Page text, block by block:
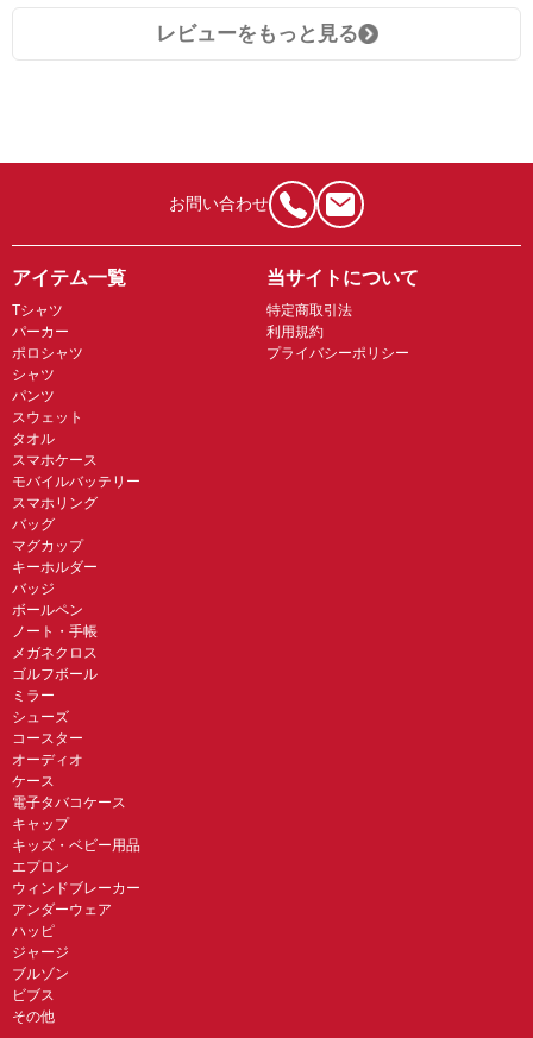
レビューをもっと見る
お問い合わせ
アイテム一覧
Tシャツ
パーカー
ポロシャツ
シャツ
パンツ
スウェット
タオル
スマホケース
モバイルバッテリー
スマホリング
バッグ
マグカップ
キーホルダー
バッジ
ボールペン
ノート・手帳
メガネクロス
ゴルフボール
ミラー
シューズ
コースター
オーディオ
ケース
電子タバコケース
キャップ
キッズ・ベビー用品
エプロン
ウィンドブレーカー
アンダーウェア
ハッピ
ジャージ
ブルゾン
ビブス
その他
当サイトについて
特定商取引法
利用規約
プライバシーポリシー